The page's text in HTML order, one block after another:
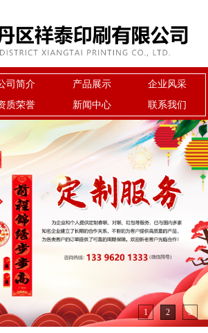
司简介 产品展示
企业风采
质荣誉 新闻中心 联系我们
1 2 3